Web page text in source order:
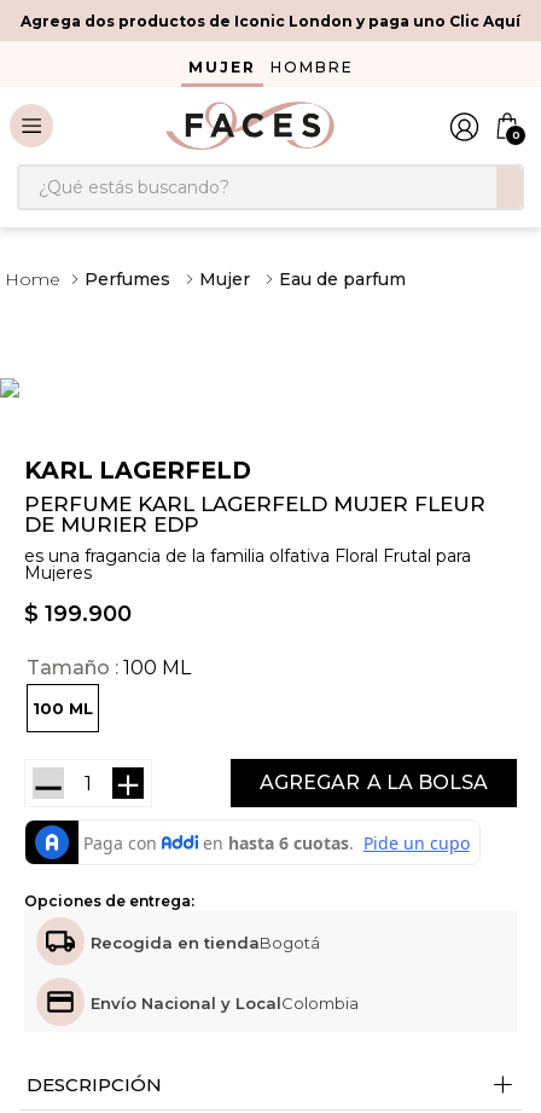
Agrega dos productos de Iconic London y paga uno Clic Aquí
MUJER HOMBRE
0
¿Qué estás buscando?
Perfumes Mujer Eau de parfum
KARL LAGERFELD
PERFUME KARL LAGERFELD MUJER FLEUR
DE MURIER EDP
es una fragancia de la familia olfativa Floral Frutal para
Mujeres
$ 199.900
Tamaño 100 ML
100 ML
＋
－ AGREGAR
Opciones de entrega:
Recogida en tiendaBogotá
Envío Nacional y LocalColombia
DESCRIPCIÓN +